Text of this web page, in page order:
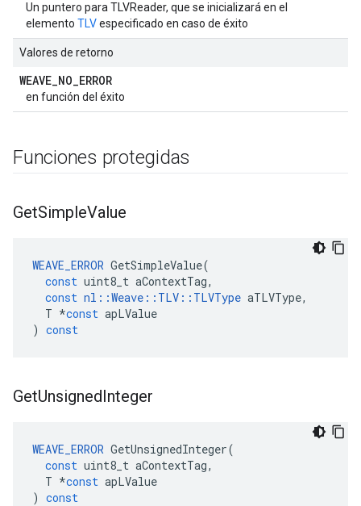
Un puntero para TLVReader, que se inicializará en el
elemento TLVespecificado en caso de éxito
Valores de retorno
WEAVE_NO_ERROR
en función del éxito
Funciones protegidas
GetSimpleValue
WEAVE_ERROR GetSimpleValue(
const uint8_t aContextTag,
const nl ::Weave :: TLV :: TLVType aTLVType,
T *const apLValue
) const
GetUnsignedInteger
WEAVE_ERROR GetUnsignedInteger(
const uint8_t aContextTag,
T *const apLValue
) const